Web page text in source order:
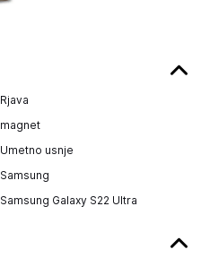
Rjava
magnet
Umetno usnje
Samsung
Samsung Galaxy S22 Ultra